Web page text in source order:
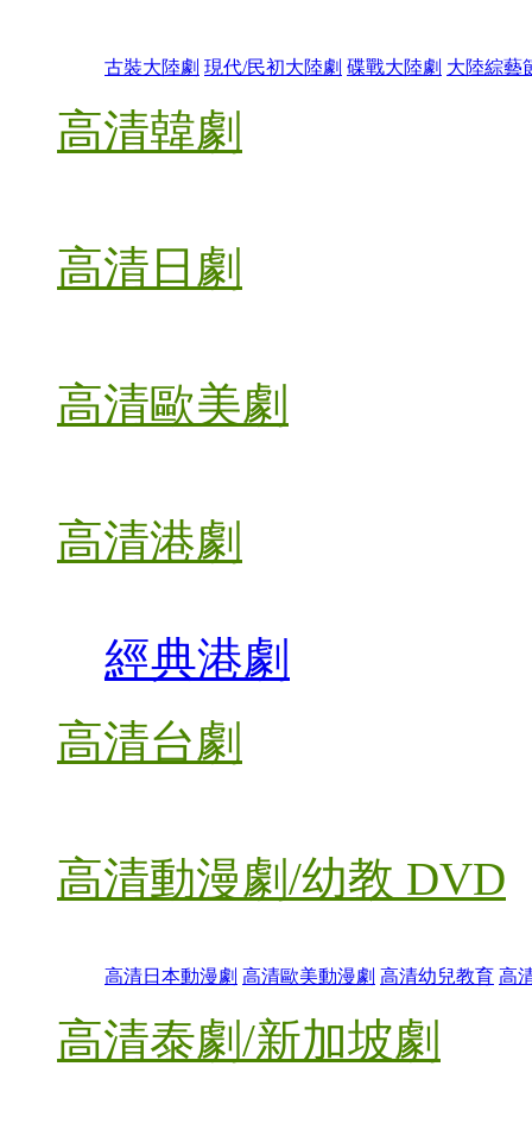
古裝大陸劇 現代/民初大陸劇 碟戰大陸劇 大陸綜藝
高清韓劇
高清日劇
高清歐美劇
高清港劇
經典港劇
高清台劇
高清動漫劇/幼教 DVD
高清日本動漫劇 高清歐美動漫劇 高清幼兒教育 高
高清泰劇/新加坡劇